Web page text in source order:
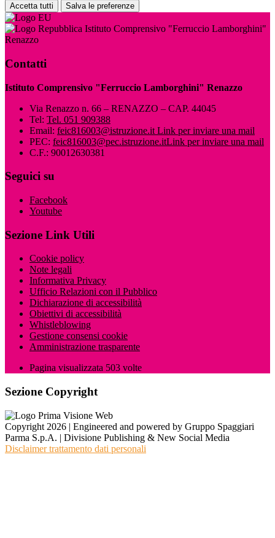
Accetta tutti Salva le preferenze
Istituto Comprensivo "Ferruccio Lamborghini"
Renazzo
Contatti
Istituto Comprensivo "Ferruccio Lamborghini" Renazzo
Via Renazzo n. 66 – RENAZZO – CAP. 44045
Tel: Tel. 051 909388
Email: feic816003@istruzione.it Link per inviare una mail
PEC: feic816003@pec.istruzione.itLink per inviare una mail
C.F.: 90012630381
Seguici su
Facebook
Youtube
Sezione Link Utili
Cookie policy
Note legali
Informativa Privacy
Ufficio Relazioni con il Pubblico
Dichiarazione di accessibilità
Obiettivi di accessibilità
Whistleblowing
Gestione consensi cookie
Amministrazione trasparente
Pagina visualizzata 503 volte
Sezione Copyright
Copyright 2026 | Engineered and powered by Gruppo Spaggiari
Parma S.p.A. | Divisione Publishing & New Social Media
Disclaimer trattamento dati personali